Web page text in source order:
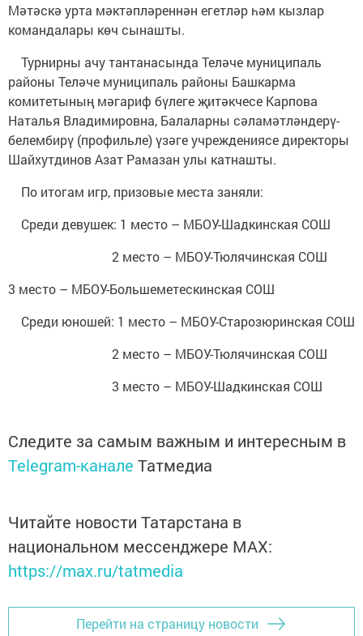
Мәтәскә урта мәктәпләреннән егетләр һәм кызлар
командалары көч сынашты.
Турнирны ачу тантанасында Теләче муниципаль
районы Теләче муниципаль районы Башкарма
комитетының мәгариф бүлеге җитәкчесе Карпова
Наталья Владимировна, Балаларны сәламәтләндерү-
белембирү (профильле) үзәге учреждениясе директоры
Шайхутдинов Азат Рамазан улы катнашты.
По итогам игр, призовые места заняли:
Среди девушек: 1 место – МБОУ-Шадкинская СОШ
2 место – МБОУ-Тюлячинская СОШ
3 место – МБОУ-Большеметескинская СОШ
Среди юношей: 1 место – МБОУ-Старозюринская СОШ
2 место – МБОУ-Тюлячинская СОШ
3 место – МБОУ-Шадкинская СОШ
Следите за самым важным и интересным в
Telegram-канале Татмедиа
Читайте новости Татарстана в
национальном мессенджере MАХ:
https://max.ru/tatmedia
Перейти на страницу новости